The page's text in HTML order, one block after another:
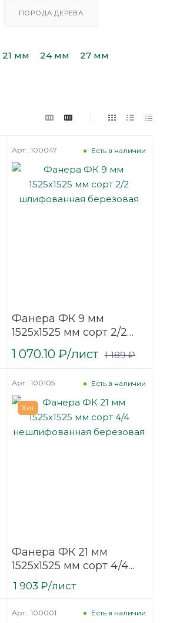
ПОРОДА ДЕРЕВА
21 мм 24 мм 27 мм
Фанера ФК 9 мм
1525х1525 мм сорт 2/2
шлифованная
березовая
Есть в наличии
Арт.: 100047
1 070.10₽/лист 1 189₽
Хит
Фанера ФК 21 мм
1525х1525 мм сорт 4/4
нешлифованная
березовая
Есть в наличии
Арт.: 100105
1 903 ₽/лист
Есть в наличии
Арт.: 100001